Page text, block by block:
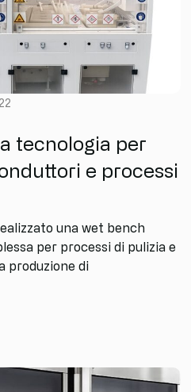
tecnologia per
e processi
una wet bench
per processi di pulizia e
produzione di